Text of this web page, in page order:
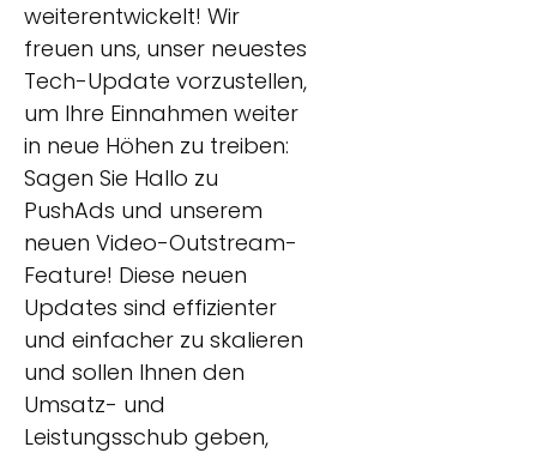
weiterentwickelt! Wir
freuen uns, unser neuestes
Tech-Update vorzustellen,
um Ihre Einnahmen weiter
in neue Höhen zu treiben:
Sagen Sie Hallo zu
PushAds und unserem
neuen Video-Outstream-
Feature! Diese neuen
Updates sind effizienter
und einfacher zu skalieren
und sollen Ihnen den
Umsatz- und
Leistungsschub geben,